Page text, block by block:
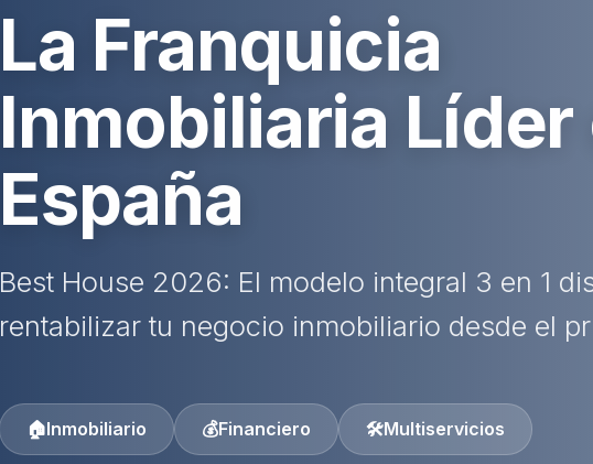
La Franquicia
Inmobiliaria Líder
España
Best House 2026: El modelo integral 3 en 1
rentabilizar tu negocio inmobiliario desde el
🏠Inmobiliario 💰Financiero 🛠️Multiservicios